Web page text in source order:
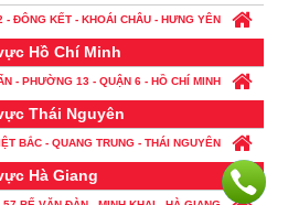
- ĐÔNG KẾT - KHOÁI CHÂU - HƯNG YÊN
Hồ Chí Minh
- PHƯỜNG 13 - QUẬN 6 - HỒ CHÍ MINH
Thái Nguyên
BẮC - QUANG TRUNG - THÁI NGUYÊN
Hà Giang